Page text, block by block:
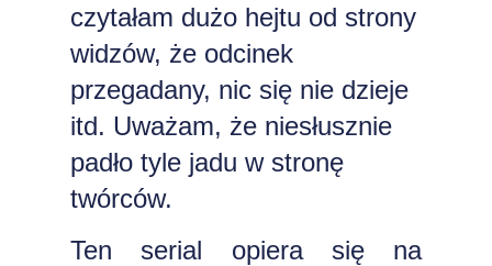
czytałam dużo hejtu od strony
widzów, że odcinek
przegadany, nic się nie dzieje
itd. Uważam, że niesłusznie
padło tyle jadu w stronę
twórców.
Ten serial opiera się na